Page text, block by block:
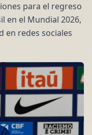
para el regreso
en el Mundial 2026,
en redes sociales